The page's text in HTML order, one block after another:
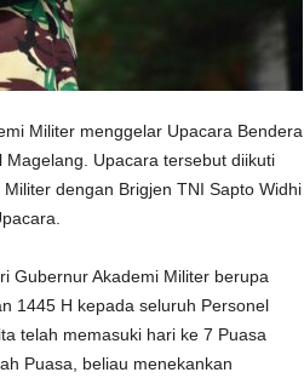
Militer menggelar Upacara Bendera
Upacara tersebut diikuti
dengan Brigjen TNI Sapto Widhi
Gubernur Akademi Militer berupa
1445 H kepada seluruh Personel
telah memasuki hari ke 7 Puasa
Puasa, beliau menekankan